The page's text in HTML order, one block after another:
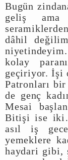
Bugün
geliş
dâhil
kolay
geçiriyor. İşi
Patronları
de genç
Mesai
Bitişi ise
asıl iş
yemeklere
haydari gibi,